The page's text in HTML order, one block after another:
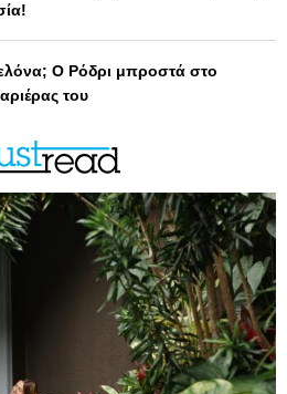
Ο Ρόδρι μπροστά στο
του